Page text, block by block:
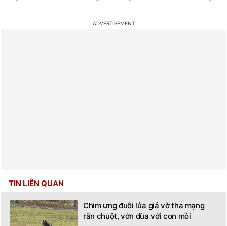
TIN LIÊN QUAN
Chim ưng đuôi lửa giả vờ tha mạng
rắn chuột, vờn đùa với con mồi